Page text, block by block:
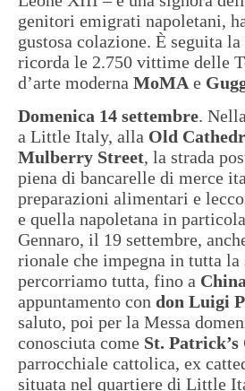
genitori emigrati napoletani,
gustosa colazione. È seguita
ricorda le 2.750 vittime delle
d’arte moderna MoMA e
Domenica 14 settembre.
a Little Italy, alla Old
Mulberry Street, la strada
piena di bancarelle di merce
preparazioni alimentari e
e quella napoletana in
Gennaro, il 19 settembre,
rionale che impegna in tutta
percorriamo tutta, fino a
appuntamento con don Luigi
saluto, poi per la Messa
conosciuta come St.
parrocchiale cattolica, ex
situata nel quartiere di Little